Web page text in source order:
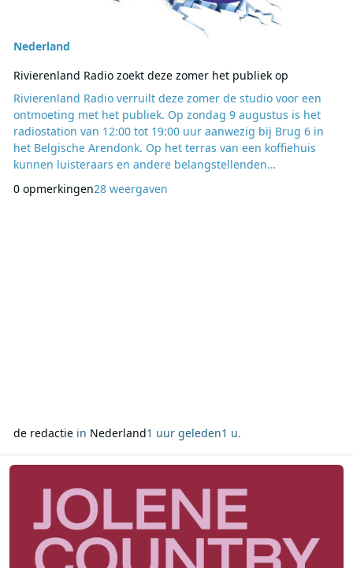
Nederland
Rivierenland Radio zoekt deze zomer het publiek op
Rivierenland Radio verruilt deze zomer de studio voor een
ontmoeting met het publiek. Op zondag 9 augustus is het
radiostation van 12:00 tot 19:00 uur aanwezig bij Brug 6 in
het Belgische Arendonk. Op het terras van een koffiehuis
kunnen luisteraars en andere belangstellenden
station en meer te weten komen over de dagelijkse
0 opmerkingen28 weergaven
de redactiein Nederland1 uur geleden1 u.
Lees meer over Leon Ramakers start Jolene Country Radio met